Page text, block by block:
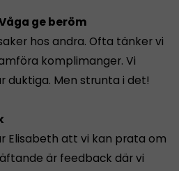
ge beröm
hos andra. Ofta tänker vi
komplimanger. Vi
Men strunta i det!
Elisabeth att vi kan prata om
är feedback där vi